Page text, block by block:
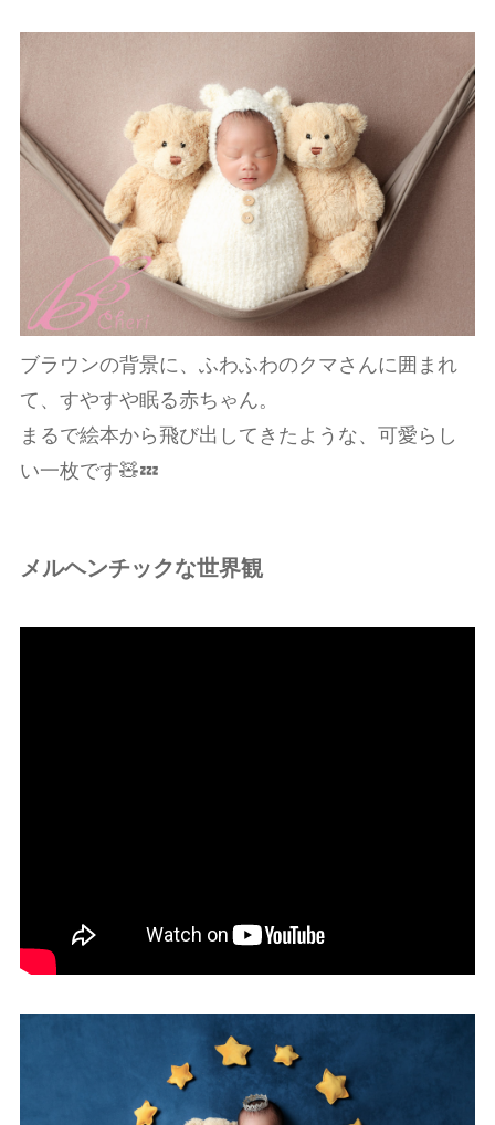
ブラウンの背景に、ふわふわのクマさんに囲まれ
て、すやすや眠る赤ちゃん。
まるで絵本から飛び出してきたような、可愛らし
い一枚です🧸💤
メルヘンチックな世界観